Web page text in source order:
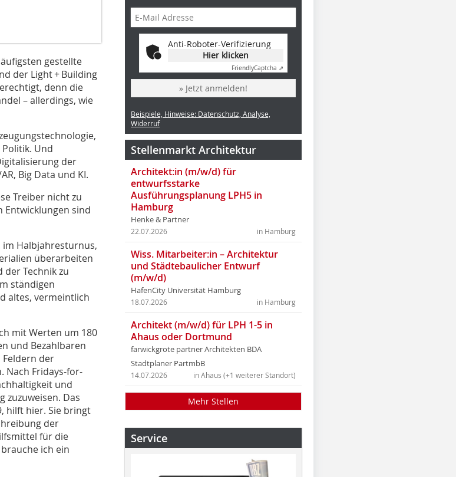
gestellte
der Light + Building
denn die
– allerdings, wie
Und
der
Big Data und KI.
Treiber nicht zu
Entwicklungen sind
im Halbjahresturnus,
überarbeiten
der Technik zu
ständigen
altes, vermeintlich
mit Werten um 180
und Bezahlbaren
der
Nach Fridays-for-
und
zuzuweisen. Das
hilft hier. Sie bringt
der
für die
ich ein
Anti-Roboter-Verifizierung
Hier klicken
FriendlyCaptcha ⇗
» Jetzt anmelden!
Beispiele, Hinweise: Datenschutz, Analyse,
Widerruf
Stellenmarkt Architektur
Architekt:in (m/w/d) für
entwurfsstarke
Ausführungsplanung LPH5 in
Hamburg
Henke & Partner
in Hamburg
22.07.2026
Wiss. Mitarbeiter:in – Architektur
und Städtebaulicher Entwurf
(m/w/d)
HafenCity Universität Hamburg
in Hamburg
18.07.2026
Architekt (m/w/d) für LPH 1-5 in
Ahaus oder Dortmund
farwickgrote partner Architekten BDA
Stadtplaner PartmbB
in Ahaus (+1 weiterer Standort)
14.07.2026
Mehr Stellen
Service